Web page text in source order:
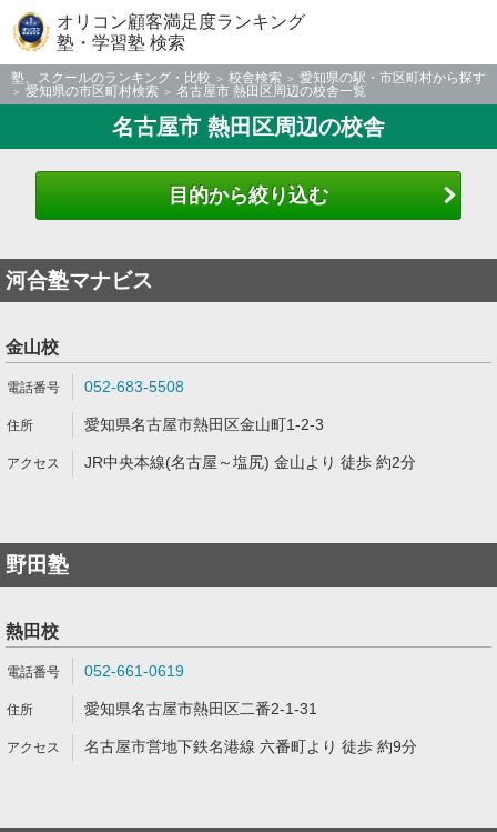
オリコン顧客満足度ランキング
塾・学習塾 検索
塾、スクールのランキング・比較 校舎検索
愛知県の駅・市区町村から探す
愛知県の市区町村検索
名古屋市 熱田区周辺の校舎一覧
名古屋市 熱田区周辺の校舎
目的から絞り込む
河合塾マナビス
金山校
052-683-5508
愛知県名古屋市熱田区金山町1-2-3
JR中央本線(名古屋～塩尻) 金山より 徒歩 約2分
野田塾
熱田校
052-661-0619
愛知県名古屋市熱田区二番2-1-31
名古屋市営地下鉄名港線 六番町より 徒歩 約9分